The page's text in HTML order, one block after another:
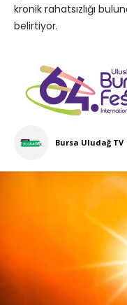
kronik rahatsızlığı
belirtiyor.
Bursa Uludağ TV